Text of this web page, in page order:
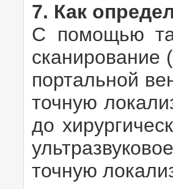
7. Как
С помощью
сканирование
портальной
точную
до
точную